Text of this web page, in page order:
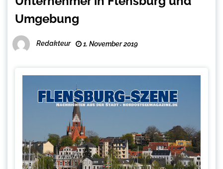
Umgebung
Redakteur 1. November 2019